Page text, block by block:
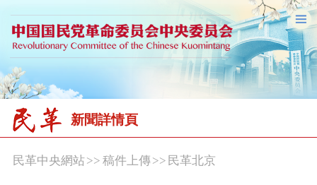
新聞詳情頁
民革中央網站>> 稿件上傳>> 民革北京